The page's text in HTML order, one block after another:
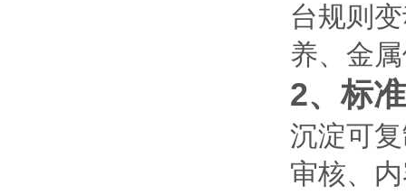
台规则
养、金
2、标
沉淀可
审核、